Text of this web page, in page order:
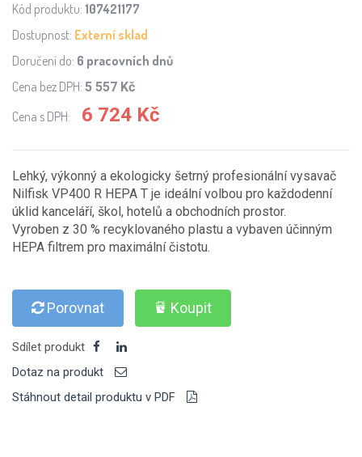
Kód produktu: 107421177
Dostupnost: Externí sklad
Doručení do: 6 pracovních dnů
Cena bez DPH: 5 557 Kč
Cena s DPH: 6 724 Kč
Lehký, výkonný a ekologicky šetrný profesionální vysavač
Nilfisk VP400 R HEPA T je ideální volbou pro každodenní
úklid kanceláří, škol, hotelů a obchodních prostor.
Vyroben z 30 % recyklovaného plastu a vybaven účinným
HEPA filtrem pro maximální čistotu.
Porovnat Koupit
Sdílet produkt
Dotaz na produkt
Stáhnout detail produktu v PDF